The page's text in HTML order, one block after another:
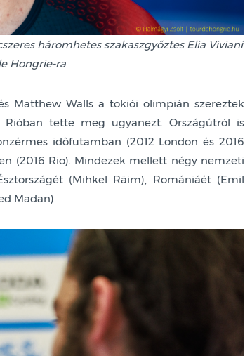
háromhetes szakaszgyőztes Elia Viviani
Hongrie-ra
Matthew Walls a tokiói olimpián szereztek
tette meg ugyanezt. Országútról is
időfutamban (2012 London és 2016
(2016 Rio). Mindezek mellett négy nemzeti
(Mihkel Räim), Romániáét (Emil
Madan).